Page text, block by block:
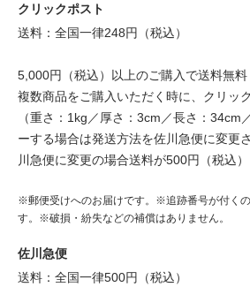
クリックポスト
送料：全国一律248円（税込）
5,000円（税込）以上のご購入で送料無料
複数商品をご購入いただく時に、クリッ
（重さ：1kg／厚さ：3cm／長さ：34cm
ーする場合は発送方法を佐川急便に変更
川急便に変更の場合送料が500円（税込）
※郵便受けへのお届けです。※追跡番号が付く
す。※破損・紛失などの補償はありません。
佐川急便
送料：全国一律500円（税込）